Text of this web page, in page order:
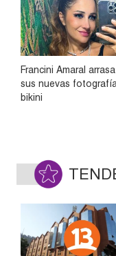
Francini Amaral
sus nuevas
bikini